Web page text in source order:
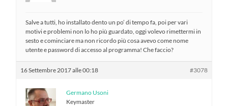
Salve a tutti, ho installato dento un po’ di tempo fa, poi per vari
motivi e problemi non lo ho più guardato, oggi volevo rimettermi in
sesto e cominciare ma non ricordo più cosa avevo come nome
utente e password di accesso al programma! Che faccio?
16 Settembre 2017 alle 00:18 #3078
Germano Usoni
Keymaster